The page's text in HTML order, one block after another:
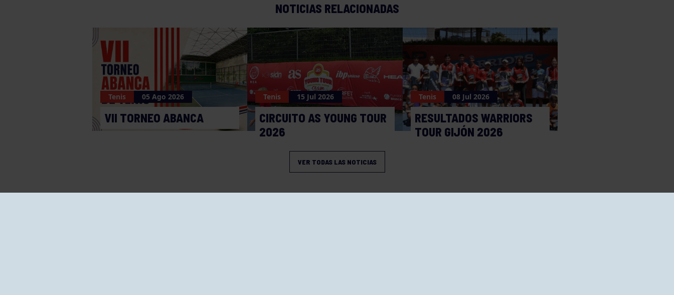
NOTICIAS RELACIONADAS
Tenis 05 Ago 2026
VII TORNEO ABANCA
Tenis 15 Jul 2026
CIRCUITO AS YOUNG TOUR
2026
Tenis 08 Jul 2026
RESULTADOS WARRIORS
TOUR GIJÓN 2026
VER TODAS LAS NOTICIAS